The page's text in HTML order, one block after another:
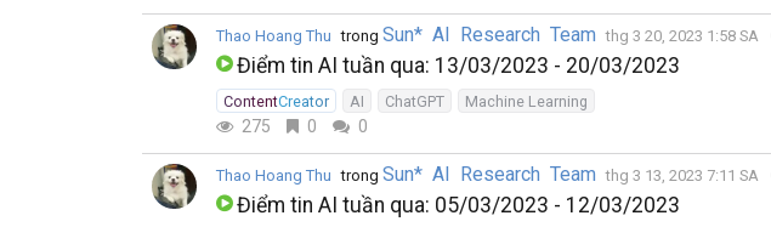
Thao Hoang Thu trong Sun* AI Research Team thg 3 20, 2023 1:58 SA
Điểm tin AI tuần qua: 13/03/2023 - 20/03/2023
ContentCreator AI ChatGPT Machine Learning
275 0 0
Thao Hoang Thu trong Sun* AI Research Team thg 3 13, 2023 7:11 SA
Điểm tin AI tuần qua: 05/03/2023 - 12/03/2023